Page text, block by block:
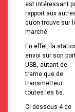
est intéressant
rapport aux
qu’on trouve sur
marché.
En effet, la
envoi sur son
USB, autant de
trame que de
transmetteur
toutes les 6s.
Ci dessous 4 de